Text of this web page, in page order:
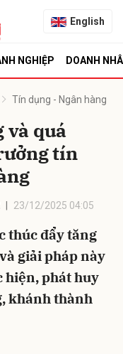
English
NGHIỆP DOANH
Tín dụng - Ngân hàng
và quá
tín
23/12/2025 04:05
thúc đẩy tăng
giải pháp này
hiện, phát huy
khánh thành
Hủy